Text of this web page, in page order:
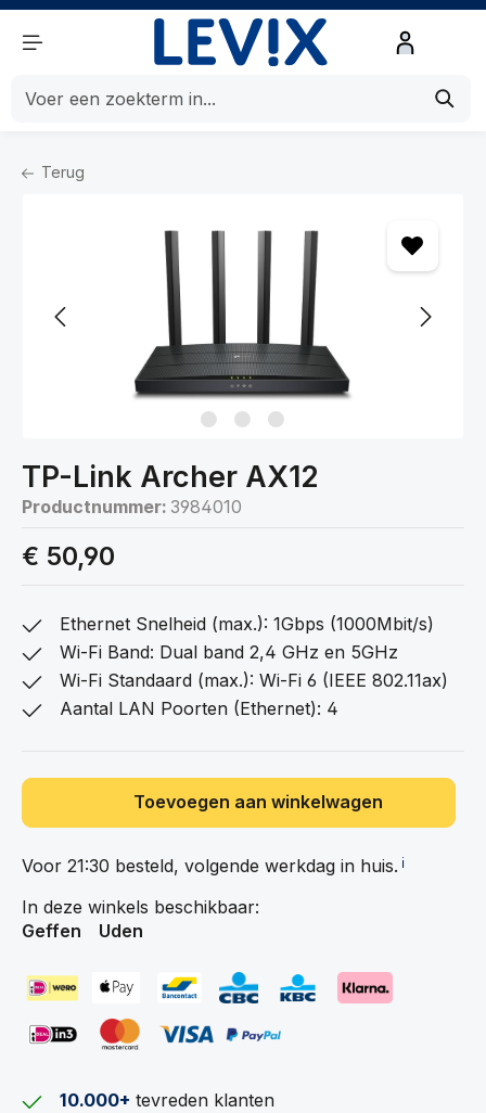
Terug
Home
TP-Link Archer AX12
Productnummer: 3984010
€ 50,90
Ethernet Snelheid (max.): 1Gbps (1000Mbit/s)
Wi-Fi Band: Dual band 2,4 GHz en 5GHz
Wi-Fi Standaard (max.): Wi-Fi 6 (IEEE 802.11ax)
Aantal LAN Poorten (Ethernet): 4
Toevoegen aan winkelwagen
Voor 21:30 besteld, volgende werkdag in huis. ℹ️
In deze winkels beschikbaar:
Geffen
Uden
10.000+ tevreden klanten